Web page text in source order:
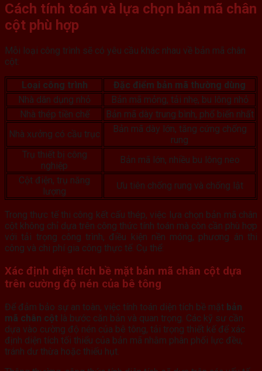
Cách tính toán và lựa chọn bản mã chân
cột phù hợp
Mỗi loại công trình sẽ có yêu cầu khác nhau về bản mã chân
cột:
Loại công trình
Đặc điểm bản mã thường dùng
Nhà dân dụng nhỏ
Bản mã mỏng, tải nhẹ, bu lông nhỏ
Nhà thép tiền chế
Bản mã dày trung bình, phổ biến nhất
Nhà xưởng có cầu trục
Bản mã dày lớn, tăng cứng chống
rung
Trụ thiết bị công
nghiệp
Bản mã lớn, nhiều bu lông neo
Cột điện, trụ năng
lượng
Ưu tiên chống rung và chống lật
Trong thực tế thi công kết cấu thép, việc lựa chọn bản mã chân
cột không chỉ dựa trên công thức tính toán mà còn cần phù hợp
với tải trọng công trình, điều kiện nền móng, phương án thi
công và chi phí gia công thực tế. Cụ thể:
Xác định diện tích bề mặt bản mã chân cột dựa
trên cường độ nén của bê tông
Để đảm bảo sự an toàn, việc tính toán diện tích bề mặt bản
mã chân cột là bước căn bản và quan trọng. Các kỹ sư cần
dựa vào cường độ nén của bê tông, tải trọng thiết kế để xác
định diện tích tối thiểu của bản mã nhằm phân phối lực đều,
tránh dư thừa hoặc thiếu hụt.